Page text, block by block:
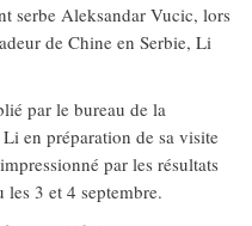
serbe Aleksandar Vucic, lors
de Chine en Serbie, Li
par le bureau de la
en préparation de sa visite
par les résultats
3 et 4 septembre.